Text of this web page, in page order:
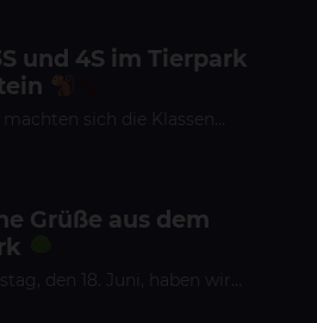
und 4S im Tierpark
sich die Klassen…
Grüße aus dem
den 18. Juni, haben wir…